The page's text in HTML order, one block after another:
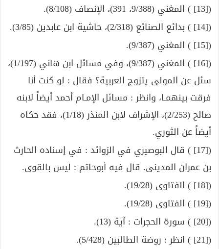
([13] ) المغني (9/388، 391)، الإنصاف (8/108).
([14] ) بدائع الصنائع (2/318)، حاشية ابن عابدين (3/85).
([15] ) المغني (9/387).
([16] ) المغني (9/387)، وفي مسائل ابن هاني (1/197)،
سئل عن المولى يتزوج العربية؟ فقال : لو كنت أنا
فرقت بينهمـا، وانظر : مسائل الإمـام أحمد أيضاً لابنه
صالح (2/253)، الإشراف لابن المنذر (1/18)، فقد حكاه
أيضاً عن الثوري.
([17] ) قال البوصيري في الزوائد : في إسناده الحارث
بن عمران المدينى. قال فيه أبوحاتم : ليس بالقوى.
([18] ) الفتاوى (19/28).
([19] ) الفتاوى (19/28).
([20] ) سورة الحجرات : آية (13).
([21] ) انظر : روضة الطالبين (5/428).